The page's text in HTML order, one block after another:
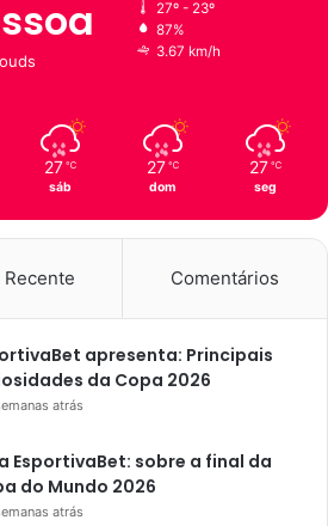
27º - 23º
87%
3.67 km/h
27 ℃
sáb
27 ℃
dom
27 ℃
seg
Recente Comentários
apresenta: Principais
da Copa 2026
atrás
EsportivaBet: sobre a final da
do Mundo 2026
atrás